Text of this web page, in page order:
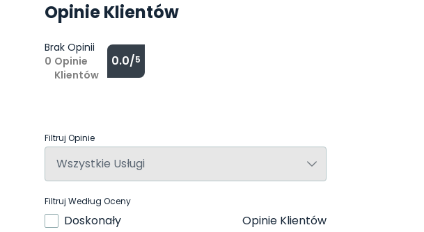
Opinie Klientów
Brak Opinii
0 Opinie
Klientów
0.0/5
Filtruj Opinie
Filtruj Według Oceny
Doskonały
Opinie Klientów